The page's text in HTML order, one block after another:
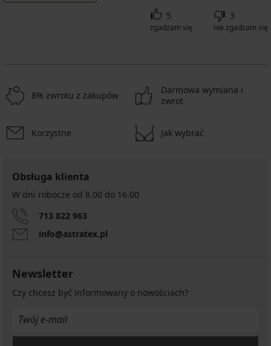
5
zgadzam się
3
nie zgadzam się
8% zwrotu z zakupów
Darmowa wymiana i
zwrot
Korzystne Jak wybrać
Obsługa klienta
W dni robocze od 8.00 do 16.00
713 822 963
info@astratex.pl
Newsletter
Czy chcesz być informowany o nowościach?